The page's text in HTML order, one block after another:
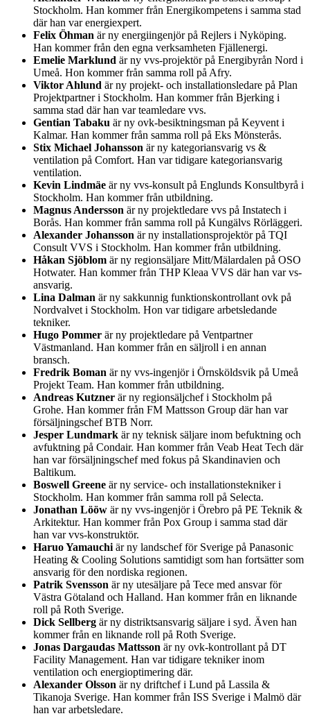
Stockholm. Han kommer från Energikompetens i samma stad
där han var energiexpert.
Felix Öhman är ny energiingenjör på Rejlers i Nyköping.
Han kommer från den egna verksamheten Fjällenergi.
Emelie Marklund är ny vvs-projektör på Energibyrån Nord i
Umeå. Hon kommer från samma roll på Afry.
Viktor Ahlund är ny projekt- och installationsledare på Plan
Projektpartner i Stockholm. Han kommer från Bjerking i
samma stad där han var teamledare vvs.
Gentian Tabaku är ny ovk-besiktningsman på Keyvent i
Kalmar. Han kommer från samma roll på Eks Mönsterås.
Stix Michael Johansson är ny kategoriansvarig vs &
ventilation på Comfort. Han var tidigare kategoriansvarig
ventilation.
Kevin Lindmäe är ny vvs-konsult på Englunds Konsultbyrå i
Stockholm. Han kommer från utbildning.
Magnus Andersson är ny projektledare vvs på Instatech i
Borås. Han kommer från samma roll på Kungälvs Rörläggeri.
Alexander Johansson är ny installationsprojektör på TQI
Consult VVS i Stockholm. Han kommer från utbildning.
Håkan Sjöblom är ny regionsäljare Mitt/Mälardalen på OSO
Hotwater. Han kommer från THP Kleaa VVS där han var vs-
ansvarig.
Lina Dalman är ny sakkunnig funktionskontrollant ovk på
Nordvalvet i Stockholm. Hon var tidigare arbetsledande
tekniker.
Hugo Pommer är ny projektledare på Ventpartner
Västmanland. Han kommer från en säljroll i en annan
bransch.
Fredrik Boman är ny vvs-ingenjör i Örnsköldsvik på Umeå
Projekt Team. Han kommer från utbildning.
Andreas Kutzner är ny regionsäljchef i Stockholm på
Grohe. Han kommer från FM Mattsson Group där han var
försäljningschef BTB Norr.
Jesper Lundmark är ny teknisk säljare inom befuktning och
avfuktning på Condair. Han kommer från Veab Heat Tech där
han var försäljningschef med fokus på Skandinavien och
Baltikum.
Boswell Greene är ny service- och installationstekniker i
Stockholm. Han kommer från samma roll på Selecta.
Jonathan Lööw är ny vvs-ingenjör i Örebro på PE Teknik &
Arkitektur. Han kommer från Pox Group i samma stad där
han var vvs-konstruktör.
Haruo Yamauchi är ny landschef för Sverige på Panasonic
Heating & Cooling Solutions samtidigt som han fortsätter som
ansvarig för den nordiska regionen.
Patrik Svensson är ny utesäljare på Tece med ansvar för
Västra Götaland och Halland. Han kommer från en liknande
roll på Roth Sverige.
Dick Sellberg är ny distriktsansvarig säljare i syd. Även han
kommer från en liknande roll på Roth Sverige.
Jonas Dargaudas Mattsson är ny ovk-kontrollant på DT
Facility Management. Han var tidigare tekniker inom
ventilation och energioptimering där.
Alexander Olsson är ny driftchef i Lund på Lassila &
Tikanoja Sverige. Han kommer från ISS Sverige i Malmö där
han var arbetsledare.